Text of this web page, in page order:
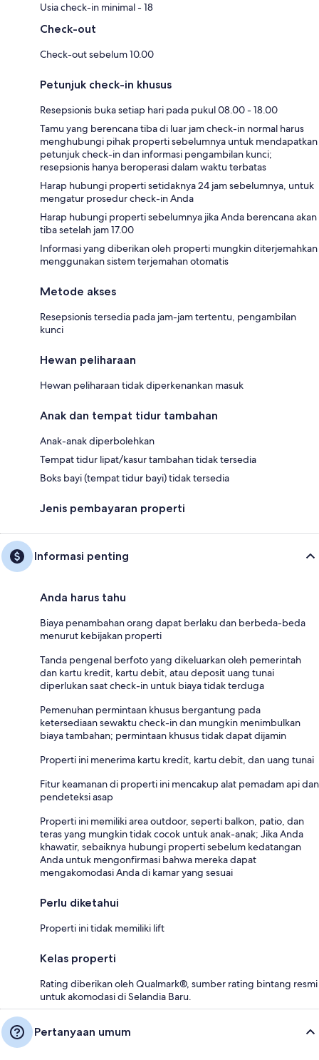
Usia check-in minimal - 18
Check-out
Check-out sebelum 10.00
Petunjuk check-in khusus
Resepsionis buka setiap hari pada pukul 08.00 - 18.00
Tamu yang berencana tiba di luar jam check-in normal harus
menghubungi pihak properti sebelumnya untuk mendapatkan
petunjuk check-in dan informasi pengambilan kunci;
resepsionis hanya beroperasi dalam waktu terbatas
Harap hubungi properti setidaknya 24 jam sebelumnya, untuk
mengatur prosedur check-in Anda
Harap hubungi properti sebelumnya jika Anda berencana akan
tiba setelah jam 17.00
Informasi yang diberikan oleh properti mungkin diterjemahkan
menggunakan sistem terjemahan otomatis
Metode akses
Resepsionis tersedia pada jam-jam tertentu, pengambilan
kunci
Hewan peliharaan
Hewan peliharaan tidak diperkenankan masuk
Anak dan tempat tidur tambahan
Anak-anak diperbolehkan
Tempat tidur lipat/kasur tambahan tidak tersedia
Boks bayi (tempat tidur bayi) tidak tersedia
Jenis pembayaran properti
Informasi penting
Anda harus tahu
Biaya penambahan orang dapat berlaku dan berbeda-beda
menurut kebijakan properti
Tanda pengenal berfoto yang dikeluarkan oleh pemerintah
dan kartu kredit, kartu debit, atau deposit uang tunai
diperlukan saat check-in untuk biaya tidak terduga
Pemenuhan permintaan khusus bergantung pada
ketersediaan sewaktu check-in dan mungkin menimbulkan
biaya tambahan; permintaan khusus tidak dapat dijamin
Properti ini menerima kartu kredit, kartu debit, dan uang tunai
Fitur keamanan di properti ini mencakup alat pemadam api dan
pendeteksi asap
Properti ini memiliki area outdoor, seperti balkon, patio, dan
teras yang mungkin tidak cocok untuk anak-anak; Jika Anda
khawatir, sebaiknya hubungi properti sebelum kedatangan
Anda untuk mengonfirmasi bahwa mereka dapat
mengakomodasi Anda di kamar yang sesuai
Perlu diketahui
Properti ini tidak memiliki lift
Kelas properti
Rating diberikan oleh Qualmark®, sumber rating bintang resmi
untuk akomodasi di Selandia Baru.
Pertanyaan umum